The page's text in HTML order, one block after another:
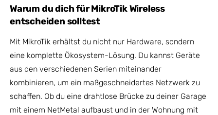
Warum du dich für MikroTik Wireless
entscheiden solltest
Mit MikroTik erhältst du nicht nur Hardware, sondern
eine komplette Ökosystem-Lösung. Du kannst Geräte
aus den verschiedenen Serien miteinander
kombinieren, um ein maßgeschneidertes Netzwerk zu
schaffen. Ob du eine drahtlose Brücke zu deiner Garage
mit einem NetMetal aufbaust und in der Wohnung mit